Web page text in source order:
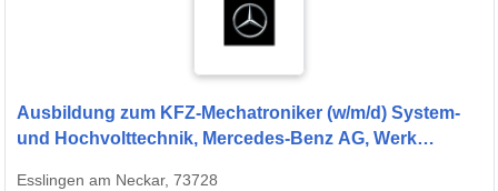
Ausbildung zum KFZ-Mechatroniker (w/m/d) System-
und Hochvolttechnik, Mercedes-Benz AG, Werk
Esslingen am Neckar, 73728